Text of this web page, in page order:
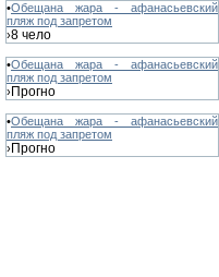
•Обещана жара - афанасьевский
пляж под запретом
›8 чело
•Обещана жара - афанасьевский
пляж под запретом
›Прогно
•Обещана жара - афанасьевский
пляж под запретом
›Прогно